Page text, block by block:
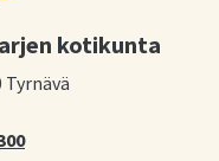
kotikunta
Tyrnävä